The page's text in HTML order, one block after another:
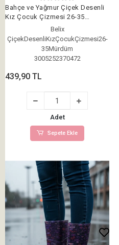
Bahçe ve Yağmur Çiçek Desenli
Kız Çocuk Çizmesi 26-35
Belix
ÇiçekDesenliKızÇocukÇizmesi26-
35Mürdüm
3005252370472
439,90 TL
Adet
Sepete Ekle